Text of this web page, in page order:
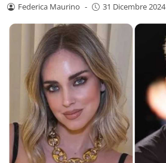
Federica Maurino - 31 Dicembre 2024